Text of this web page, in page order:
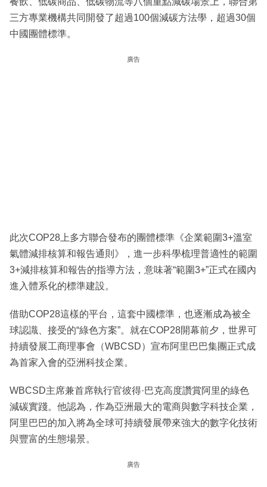
三方專業機構共同開發了超過100個減碳方法學，超過30個
中國團體標準。
廣告
此次COP28上多方聯合發布的團體標準《企業範圍3+溫室
氣體減排核算和報告通則》，進一步科學梳理普適性的範圍
3+減排核算和報告的指導方法，意味著“範圍3+”正式在國內
進入體系化的標準建設。
借助COP28這樣的平台，這套中國標準，也逐漸成為被全
球認識、接受的“綠色方案”。就在COP28開幕前夕，世界可
持續發展工商理事會（WBCSD）宣布阿里巴巴集團正式成
為首家入會的亞洲科技企業。
WBCSD主席兼首席執行官彼得·巴克高度讚賞阿里的綠色
減碳實踐。他認為，作為亞洲最大的電商與數字科技企業，
阿里巴巴的加入將為全球可持續發展帶來強大的數字化技術
與豐富的生態場景。
廣告